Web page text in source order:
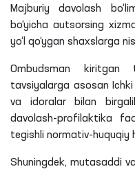
Majburiy davolash
bo‘yicha autsorsing
yo‘l qo‘ygan shaxslarga
Ombudsman kiritgan
tavsiyalarga asosan
va idoralar bilan
davolash-profilaktika
tegishli normativ-huquqiy
Shuningdek, mutasaddi